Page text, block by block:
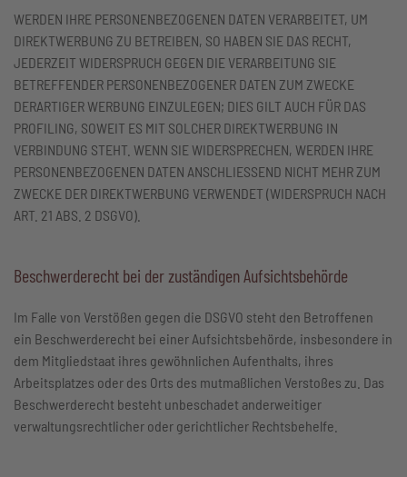
WERDEN IHRE PERSONENBEZOGENEN DATEN VERARBEITET, UM
DIREKTWERBUNG ZU BETREIBEN, SO HABEN SIE DAS RECHT,
JEDERZEIT WIDERSPRUCH GEGEN DIE VERARBEITUNG SIE
BETREFFENDER PERSONENBEZOGENER DATEN ZUM ZWECKE
DERARTIGER WERBUNG EINZULEGEN; DIES GILT AUCH FÜR DAS
PROFILING, SOWEIT ES MIT SOLCHER DIREKTWERBUNG IN
VERBINDUNG STEHT. WENN SIE WIDERSPRECHEN, WERDEN IHRE
PERSONENBEZOGENEN DATEN ANSCHLIESSEND NICHT MEHR ZUM
ZWECKE DER DIREKTWERBUNG VERWENDET (WIDERSPRUCH NACH
ART. 21 ABS. 2 DSGVO).
Beschwerde­recht bei der zuständigen Aufsichts­behörde
Im Falle von Verstößen gegen die DSGVO steht den Betroffenen
ein Beschwerderecht bei einer Aufsichtsbehörde, insbesondere in
dem Mitgliedstaat ihres gewöhnlichen Aufenthalts, ihres
Arbeitsplatzes oder des Orts des mutmaßlichen Verstoßes zu. Das
Beschwerderecht besteht unbeschadet anderweitiger
verwaltungsrechtlicher oder gerichtlicher Rechtsbehelfe.